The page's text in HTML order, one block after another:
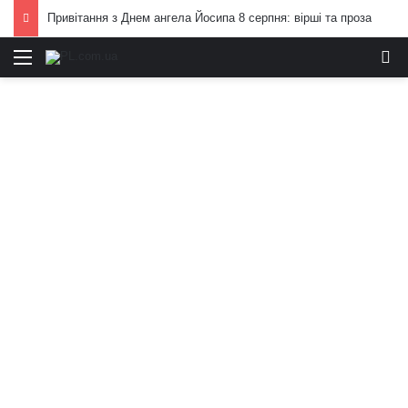
Привітання з Днем ангела Йосипа 8 серпня: вірші та проза
Меню